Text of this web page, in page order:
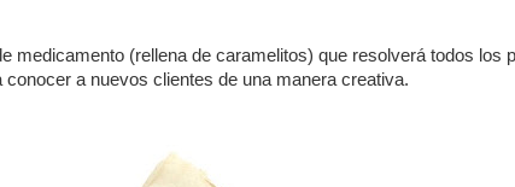
medicamento (rellena de caramelitos) que resolverá todos los
a nuevos clientes de una manera creativa.